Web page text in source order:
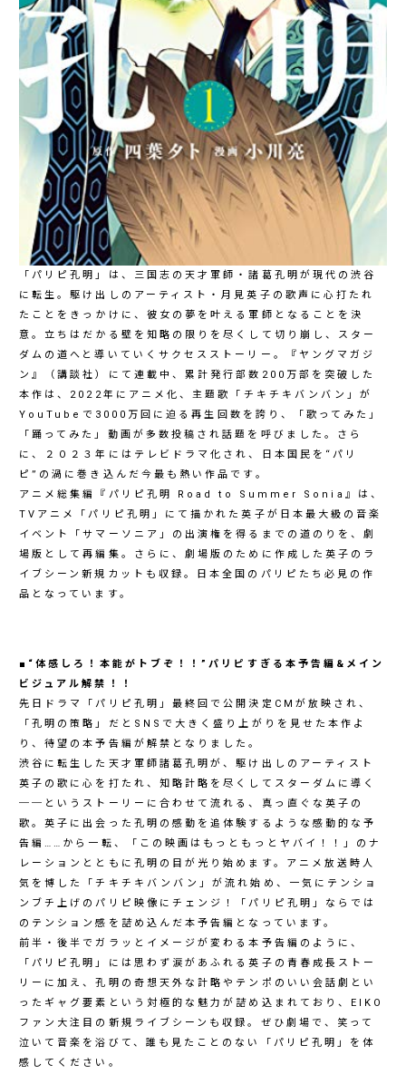
「パリピ孔明」は、三国志の天才軍師・諸葛孔明が現代の渋谷
に転生。駆け出しのアーティスト・月見英子の歌声に心打たれ
たことをきっかけに、彼女の夢を叶える軍師となることを決
意。立ちはだかる壁を知略の限りを尽くして切り崩し、スター
ダムの道へと導いていくサクセスストーリー。『ヤングマガジ
ン』（講談社）にて連載中、累計発行部数200万部を突破した
本作は、2022年にアニメ化、主題歌「チキチキバンバン」が
YouTubeで3000万回に迫る再生回数を誇り、「歌ってみた」
「踊ってみた」動画が多数投稿され話題を呼びました。さら
に、２０２３年にはテレビドラマ化され、日本国民を“パリ
ピ”の渦に巻き込んだ今最も熱い作品です。
アニメ総集編『パリピ孔明 Road to Summer Sonia』は、
TVアニメ「パリピ孔明」にて描かれた英子が日本最大級の音楽
イベント「サマーソニア」の出演権を得るまでの道のりを、劇
場版として再編集。さらに、劇場版のために作成した英子のラ
イブシーン新規カットも収録。日本全国のパリピたち必見の作
品となっています。
■“体感しろ！本能がトブぞ！！”パリピすぎる本予告編&メイン
ビジュアル解禁！！
先日ドラマ「パリピ孔明」最終回で公開決定CMが放映され、
「孔明の策略」だとSNSで大きく盛り上がりを見せた本作よ
り、待望の本予告編が解禁となりました。
渋谷に転生した天才軍師諸葛孔明が、駆け出しのアーティスト
英子の歌に心を打たれ、知略計略を尽くしてスターダムに導く
──というストーリーに合わせて流れる、真っ直ぐな英子の
歌。英子に出会った孔明の感動を追体験するような感動的な予
告編……から一転、「この映画はもっともっとヤバイ！！」のナ
レーションとともに孔明の目が光り始めます。アニメ放送時人
気を博した「チキチキバンバン」が流れ始め、一気にテンショ
ンブチ上げのパリピ映像にチェンジ！「パリピ孔明」ならでは
のテンション感を詰め込んだ本予告編となっています。
前半・後半でガラッとイメージが変わる本予告編のように、
「パリピ孔明」には思わず涙があふれる英子の青春成長ストー
リーに加え、孔明の奇想天外な計略やテンポのいい会話劇とい
ったギャグ要素という対極的な魅力が詰め込まれており、EIKO
ファン大注目の新規ライブシーンも収録。ぜひ劇場で、笑って
泣いて音楽を浴びて、誰も見たことのない「パリピ孔明」を体
感してください。